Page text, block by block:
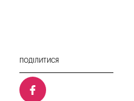
ПОДІЛИТИСЯ